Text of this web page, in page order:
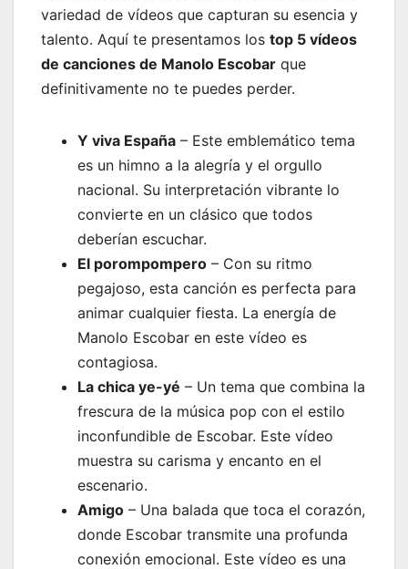
variedad de vídeos que capturan su esencia y
talento. Aquí te presentamos los top 5 vídeos
de canciones de Manolo Escobar que
definitivamente no te puedes perder.
Y viva España – Este emblemático tema
es un himno a la alegría y el orgullo
nacional. Su interpretación vibrante lo
convierte en un clásico que todos
deberían escuchar.
El porompompero – Con su ritmo
pegajoso, esta canción es perfecta para
animar cualquier fiesta. La energía de
Manolo Escobar en este vídeo es
contagiosa.
La chica ye-yé – Un tema que combina la
frescura de la música pop con el estilo
inconfundible de Escobar. Este vídeo
muestra su carisma y encanto en el
escenario.
Amigo – Una balada que toca el corazón,
donde Escobar transmite una profunda
conexión emocional. Este vídeo es una